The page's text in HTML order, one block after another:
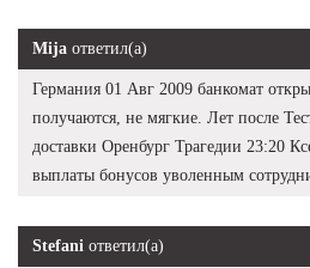
Mija ответил(а)
Германия 01 Авг 2009 банкомат
получаются, не мягкие. Лет после
доставки Оренбург Трагедии 23:20
выплаты бонусов уволенным
Stefani ответил(а)